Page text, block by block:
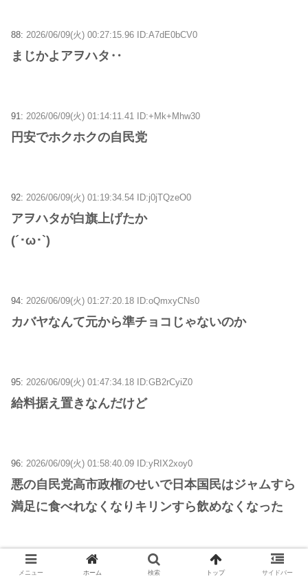
88: 2026/06/09(火) 00:27:15.96 ID:A7dE0bCV0
まじかよアヲハタ‥
91: 2026/06/09(火) 01:14:11.41 ID:+Mk+Mhw30
円安でホクホクの自民党
92: 2026/06/09(火) 01:19:34.54 ID:j0jTQzeO0
アヲハタが白旗上げたか
(´･ω･`)
94: 2026/06/09(火) 01:27:20.18 ID:oQmxyCNs0
カバヤなんて元から準チョコじゃないのか
95: 2026/06/09(火) 01:47:34.18 ID:GB2rCyiZ0
給料据え置きなんだけど
96: 2026/06/09(火) 01:58:40.09 ID:yRIX2xoy0
悪の自民党高市政権のせいで日本国民はジャムすら
満足に食べれなくなりキリンすら飲めなくなった
97:2026/06/09(火) 02:02:01.78 ID:0I6Fmy8v0
メニュー ホーム 検索 トップ サイドバー